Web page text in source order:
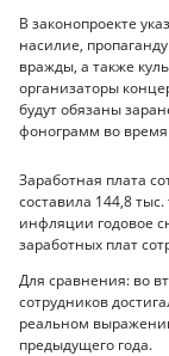
В законопроекте
насилие,
вражды, а также
организаторы
будут обязаны
фонограмм во время
Заработная плата
составила 144,8
инфляции годовое
заработных плат
Для сравнения: во
сотрудников
реальном
предыдущего года.